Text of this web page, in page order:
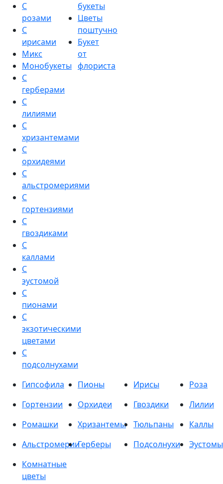
С
розами
С
ирисами
Микс
Монобукеты
С
герберами
С
лилиями
С
хризантемами
С
орхидеями
С
альстромериями
С
гортензиями
С
гвоздиками
С
каллами
С
эустомой
С
пионами
С
экзотическими
цветами
С
подсолнухами
букеты
Цветы
поштучно
Букет
от
флориста
Гипсофила Пионы Ирисы
Роза
Гортензии
Орхидеи Гвоздики
Лилии
Ромашки
Хризантемы Тюльпаны
Каллы
АльстромерииГерберы Подсолнухи
Эустомы
Комнатные
цветы